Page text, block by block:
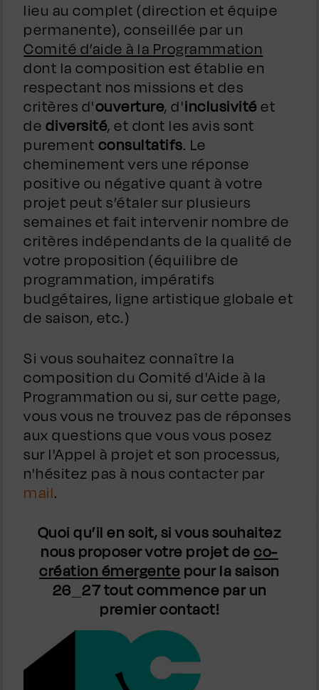
lieu au complet (direction et équipe
permanente), conseillée par un
Comité d’aide à la Programmation
dont la composition est établie en
respectant nos missions et des
critères d'ouverture, d'inclusivité et
de diversité, et dont les avis sont
purement consultatifs. Le
cheminement vers une réponse
positive ou négative quant à votre
projet peut s’étaler sur plusieurs
semaines et fait intervenir nombre de
critères indépendants de la qualité de
votre proposition (équilibre de
programmation, impératifs
budgétaires, ligne artistique globale et
de saison, etc.)
Si vous souhaitez connaître la
composition du Comité d'Aide à la
Programmation ou si, sur cette page,
vous vous ne trouvez pas de réponses
aux questions que vous vous posez
sur l'Appel à projet et son processus,
n'hésitez pas à nous contacter par
mail.
Quoi qu’il en soit, si vous souhaitez
nous proposer votre projet deco-
création émergente pour la saison
26_27 tout commence par un
premier contact!